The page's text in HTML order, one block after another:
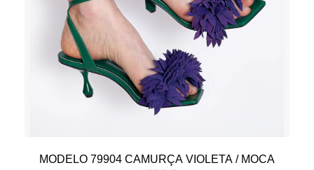
MODELO 79904 CAMURÇA VIOLETA / MOCA